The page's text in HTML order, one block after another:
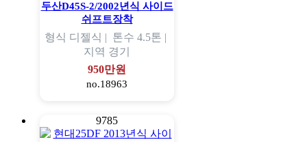
두산D45S-2/2002년식 사이드
쉬프트장착
형식 디젤식 | 톤수 4.5톤 |
지역 경기
950만원
no.18963
9785